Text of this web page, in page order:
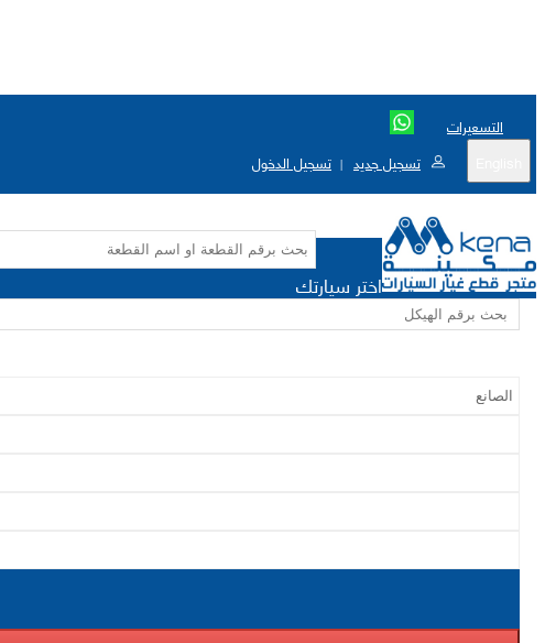
التسعيرات
تسجيل جديد | تسجيل الدخول
اختر سيارتك